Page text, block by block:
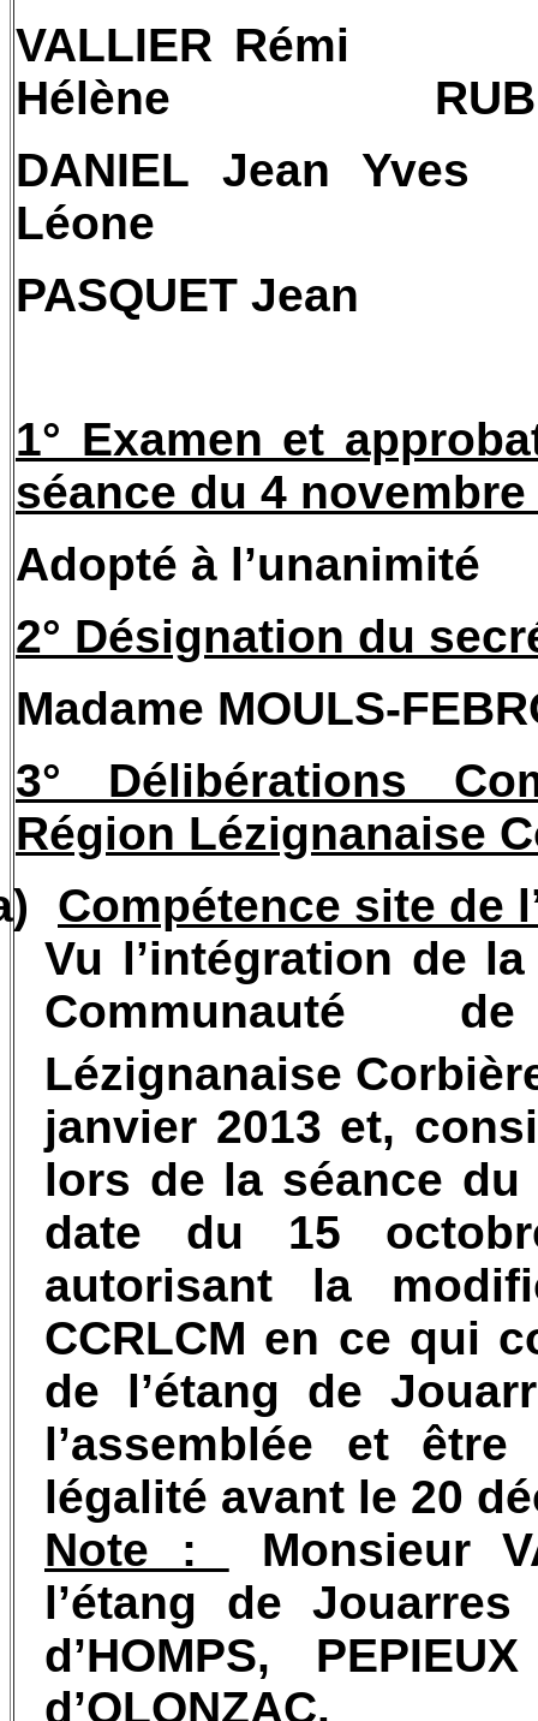
VALLIER Rémi
Hélène
DANIEL Jean Yves
Léone
PASQUET Jean
1° Examen et
séance du 4 novembre
Adopté à l’unanimité
2° Désignation du
Madame MOULS-
3° Délibérations
Région Lézignanaise
Compétence site de
Vu l’intégration de
Communauté
Lézignanaise
janvier 2013 et,
lors de la séance du
date du 15
autorisant la
CCRLCM en ce qui
de l’étang de
l’assemblée et
légalité avant le 20
Note :
Monsieur
l’étang de
d’HOMPS,
d’OLONZAC.